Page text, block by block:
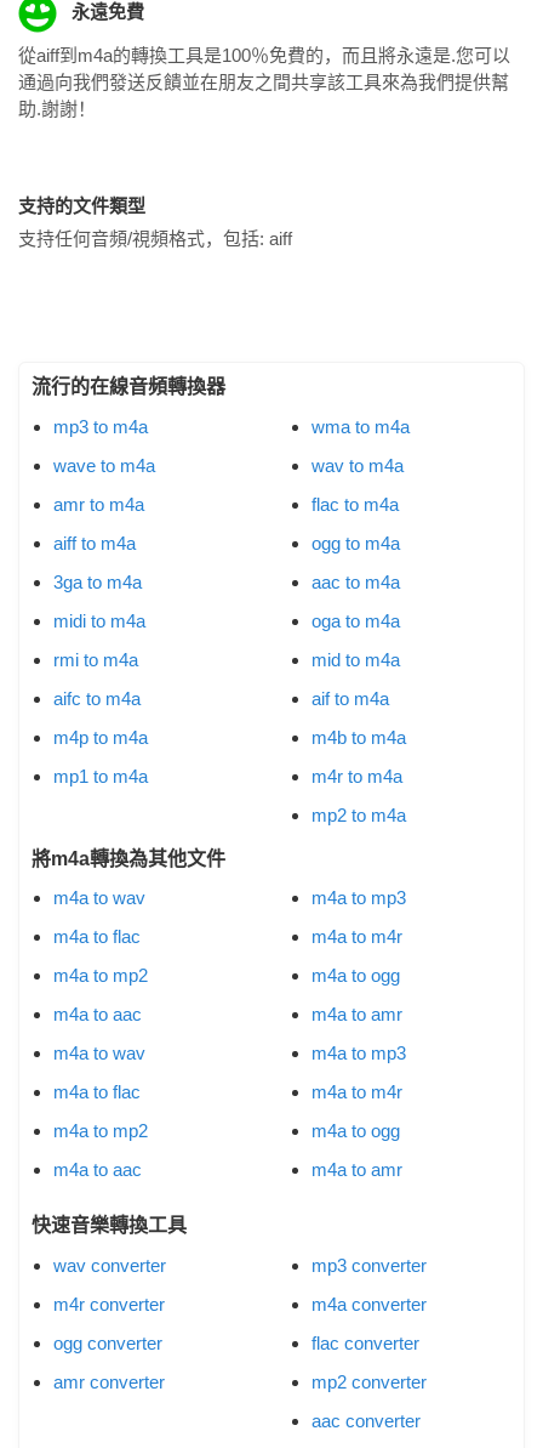
永遠免費
從aiff到m4a的轉換工具是100％免費的，而且將永遠是.您可以
通過向我們發送反饋並在朋友之間共享該工具來為我們提供幫
助.謝謝！
支持的文件類型
支持任何音頻/視頻格式，包括: aiff
流行的在線音頻轉換器
mp3 to m4a
wave to m4a
amr to m4a
aiff to m4a
3ga to m4a
midi to m4a
rmi to m4a
aifc to m4a
m4p to m4a
mp1 to m4a
wma to m4a
wav to m4a
flac to m4a
ogg to m4a
aac to m4a
oga to m4a
mid to m4a
aif to m4a
m4b to m4a
m4r to m4a
mp2 to m4a
將m4a轉換為其他文件
m4a to wav
m4a to flac
m4a to mp2
m4a to aac
m4a to wav
m4a to flac
m4a to mp2
m4a to aac
m4a to mp3
m4a to m4r
m4a to ogg
m4a to amr
m4a to mp3
m4a to m4r
m4a to ogg
m4a to amr
快速音樂轉換工具
wav converter
m4r converter
ogg converter
amr converter
mp3 converter
m4a converter
flac converter
mp2 converter
aac converter